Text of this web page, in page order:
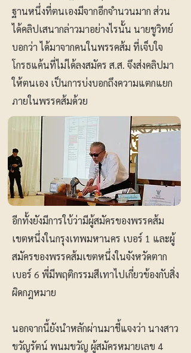
ฐานหนึ่งที่ตนเองมีจากอีกจำนวนมาก ส่วน
ได้คลิปเสนากล่าวมาอย่างไรนั้น นายชูวิทย์
บอกว่า ได้มาจากคนในพรรคส้ม ที่เจ็บใจ
โกรธแค้นที่ไม่ได้ลงสมัคร ส.ส. จึงส่งคลิปมา
ให้ตนเอง เป็นการบ่งบอกถึงความแตกแยก
ภายในพรรคส้มด้วย
อีกทั้งยังมีการใบ้ว่ามีผู้สมัครของพรรคส้ม
เขตหนึ่งในกรุงเทพมหานคร เบอร์ 1 และผู้
สมัครของพรรคส้มเขตหนึ่งในจังหวัดตาก
เบอร์ 6 พี่มีพฤติกรรมสีเทาไปเกี่ยวข้องกับสิ่ง
ผิดกฎหมาย
นอกจากนี้ยังนำหลักผ่านมาชี้แจงว่า นางสาว
ขวัญรัตน์ พนมขวัญ ผู้สมัครหมายเลข 4